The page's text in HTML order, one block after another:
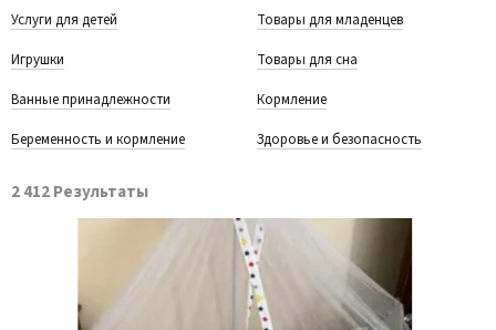
Услуги для детей
Товары для младенцев
Игрушки
Товары для сна
Ванные принадлежности
Кормление
Беременность и кормление
Здоровье и безопасность
2 412Результаты